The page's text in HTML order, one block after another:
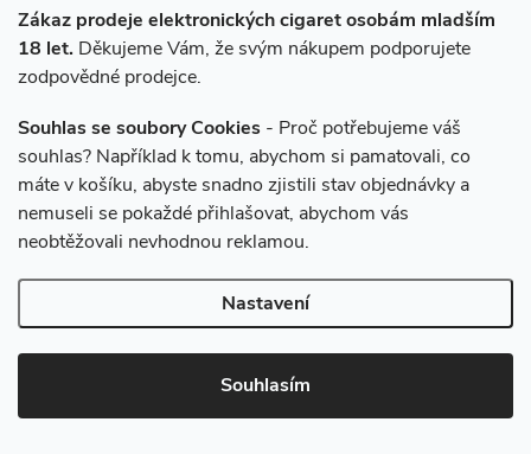
Zákaz prodeje elektronických cigaret osobám mladším
18 let. Děkujeme Vám, že svým nákupem podporujete
zodpovědné prodejce.
Souhlas se soubory Cookies - Proč potřebujeme váš
souhlas? Například k tomu, abychom si pamatovali, co
máte v košíku, abyste snadno zjistili stav objednávky a
nemuseli se pokaždé přihlašovat, abychom vás
neobtěžovali nevhodnou reklamou.
Nastavení
Souhlasím
2 450 Kč
–10 %
Liquid ELFLIQ Nic SALT
(10x10ml) - 20mg
Skladem
Liquid ELFLIQ Nic SALT
Pineapple Ice 100ml (10x10ml)
- 20mg
2 190 Kč
Skladem